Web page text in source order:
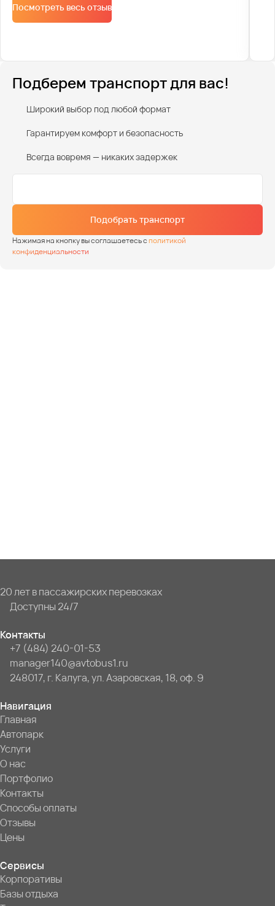
Посмотреть весь отзыв
Подберем транспорт для вас!
Широкий выбор под любой формат
Гарантируем комфорт и безопасность
Всегда вовремя — никаких задержек
Подобрать транспорт
Нажимая на кнопку вы соглашаетесь сполитикой
конфиденциальности
20 лет в пассажирских перевозках
Доступны 24/7
Контакты
+7 (484) 240-01-53
manager140@avtobus1.ru
248017, г. Калуга, ул. Азаровская, 18, оф. 9
Навигация
Главная
Автопарк
Услуги
О нас
Портфолио
Контакты
Способы оплаты
Отзывы
Цены
Сервисы
Корпоративы
Базы отдыха